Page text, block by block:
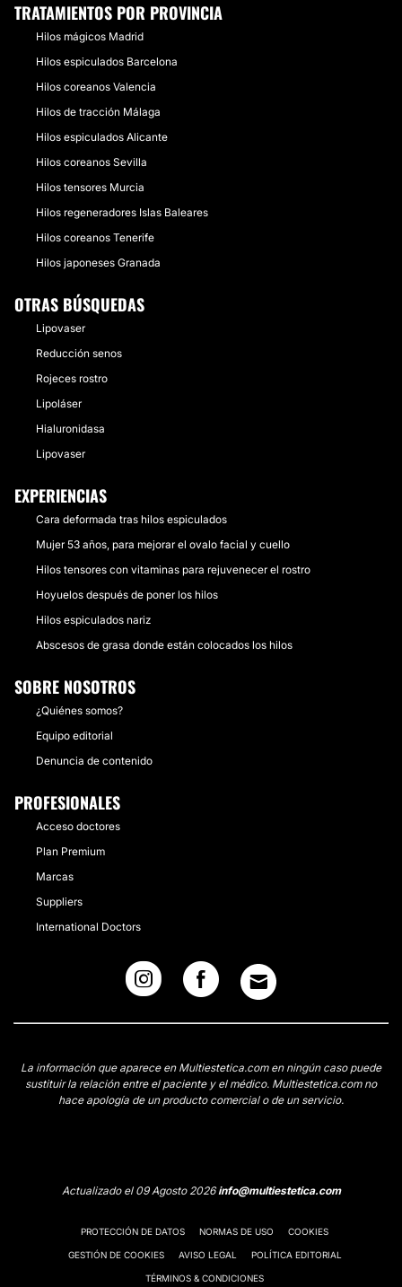
TRATAMIENTOS POR PROVINCIA
Hilos mágicos Madrid
Hilos espiculados Barcelona
Hilos coreanos Valencia
Hilos de tracción Málaga
Hilos espiculados Alicante
Hilos coreanos Sevilla
Hilos tensores Murcia
Hilos regeneradores Islas Baleares
Hilos coreanos Tenerife
Hilos japoneses Granada
OTRAS BÚSQUEDAS
Lipovaser
Reducción senos
Rojeces rostro
Lipoláser
Hialuronidasa
Lipovaser
EXPERIENCIAS
Cara deformada tras hilos espiculados
Mujer 53 años, para mejorar el ovalo facial y cuello
Hilos tensores con vitaminas para rejuvenecer el rostro
Hoyuelos después de poner los hilos
Hilos espiculados nariz
Abscesos de grasa donde están colocados los hilos
SOBRE NOSOTROS
¿Quiénes somos?
Equipo editorial
Denuncia de contenido
PROFESIONALES
Acceso doctores
Plan Premium
Marcas
Suppliers
International Doctors
La información que aparece en Multiestetica.com en ningún caso puede
sustituir la relación entre el paciente y el médico. Multiestetica.com no
hace apología de un producto comercial o de un servicio.
Actualizado el 09 Agosto 2026info@multiestetica.com
PROTECCIÓN DE DATOS NORMAS DE USO COOKIES
GESTIÓN DE COOKIES AVISO LEGAL POLÍTICA EDITORIAL
TÉRMINOS & CONDICIONES